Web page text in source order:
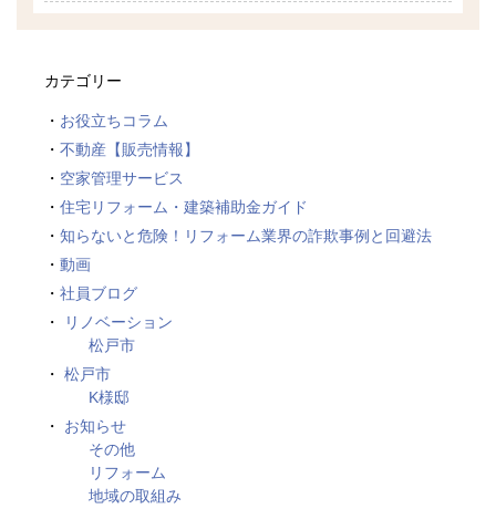
カテゴリー
お役立ちコラム
不動産【販売情報】
空家管理サービス
住宅リフォーム・建築補助金ガイド
知らないと危険！リフォーム業界の詐欺事例と回避法
動画
社員ブログ
リノベーション
松戸市
松戸市
K様邸
お知らせ
その他
リフォーム
地域の取組み